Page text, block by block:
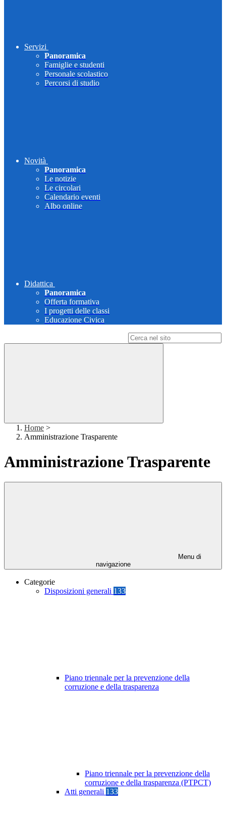
Servizi
Panoramica
Famiglie e studenti
Personale scolastico
Percorsi di studio
Novità
Panoramica
Le notizie
Le circolari
Calendario eventi
Albo online
Didattica
Panoramica
Offerta formativa
I progetti delle classi
Educazione Civica
Home >
Amministrazione Trasparente
Amministrazione Trasparente
Menu di
navigazione
Categorie
Disposizioni generali 133
Piano triennale per la prevenzione della
corruzione e della trasparenza
Piano triennale per la prevenzione della
corruzione e della trasparenza (PTPCT)
Atti generali 133